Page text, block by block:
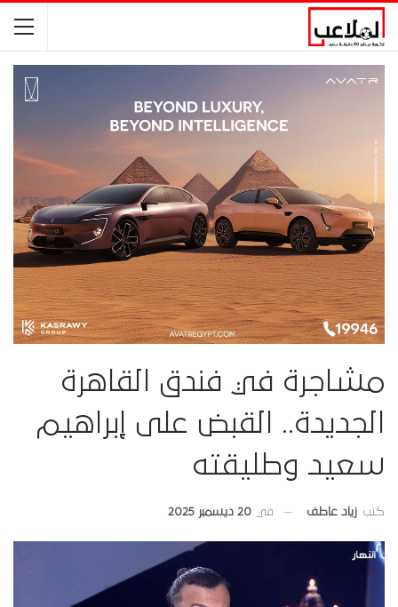
مشاجرة في فندق القاهرة
الجديدة.. القبض على إبراهيم
سعيد وطليقته
كتب زياد عاطف في 20 ديسمبر 2025